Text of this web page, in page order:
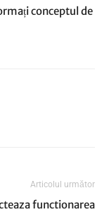
conceptul de
Articolul următor
functionarea